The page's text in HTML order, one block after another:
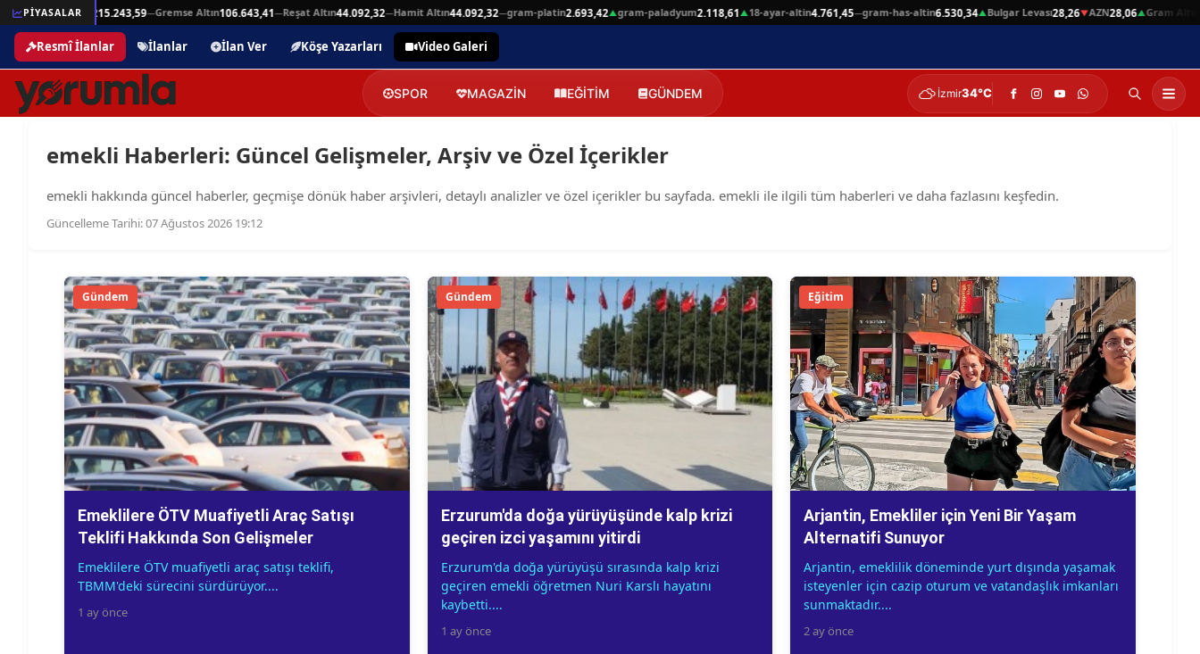
PİYASALAR
—Beşli Altın215.243,59—Gremse Altın106.643,41—Reşat Altın44.092,32—Hamit Altın44.092,32—gram-platin2.693,42▲gram-paladyum2.118,61▲18-ayar-altin4.761,45—gram-has-altin6.530,34▲Bulgar Levası28,26▼AZN28,06▲Gram Altın
Resmî İlanlar İlanlar İlan Ver Köşe Yazarları Video Galeri
SPOR MAGAZİN EĞİTİM GÜNDEM İzmir34°C
emekli Haberleri: Güncel Gelişmeler, Arşiv ve Özel İçerikler
emekli hakkında güncel haberler, geçmişe dönük haber arşivleri, detaylı analizler ve özel içerikler bu sayfada. emekli ile ilgili tüm haberleri ve daha fazlasını keşfedin.
Güncelleme Tarihi: 07 Ağustos 2026 19:12
Gündem
Emeklilere ÖTV Muafiyetli Araç Satışı
Teklifi Hakkında Son Gelişmeler
Emeklilere ÖTV muafiyetli araç satışı teklifi,
TBMM'deki sürecini sürdürüyor....
1 ay önce
Gündem
Erzurum'da doğa yürüyüşünde kalp krizi
geçiren izci yaşamını yitirdi
Erzurum'da doğa yürüyüşü sırasında kalp krizi
geçiren emekli öğretmen Nuri Karslı hayatını
kaybetti....
1 ay önce
Eğitim
Arjantin, Emekliler için Yeni Bir Yaşam
Alternatifi Sunuyor
Arjantin, emeklilik döneminde yurt dışında yaşamak
isteyenler için cazip oturum ve vatandaşlık imkanları
sunmaktadır....
2 ay önce